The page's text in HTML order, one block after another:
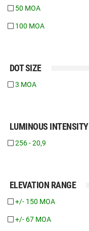
50 MOA
100 MOA
DOT SIZE
3 MOA
LUMINOUS INTENSITY
256 - 20,9
ELEVATION RANGE
+/- 150 MOA
+/- 67 MOA